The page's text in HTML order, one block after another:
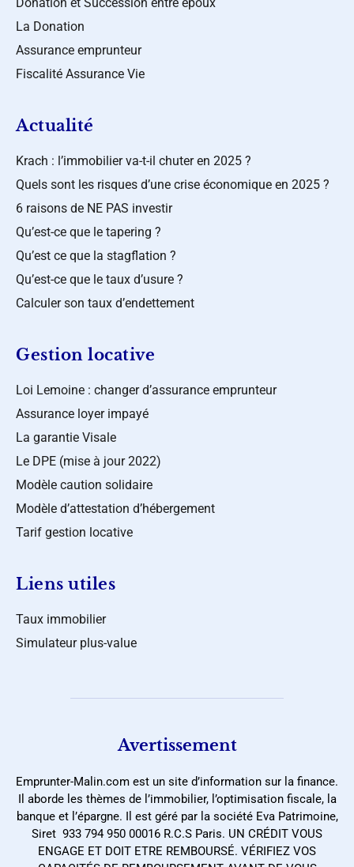
La Donation
Assurance emprunteur
Fiscalité Assurance Vie
Actualité
Krach : l’immobilier va-t-il chuter en 2025 ?
Quels sont les risques d’une crise économique en 2025 ?
6 raisons de NE PAS investir
Qu’est-ce que le tapering ?
Qu’est ce que la stagflation ?
Qu’est-ce que le taux d’usure ?
Calculer son taux d’endettement
Gestion locative
Loi Lemoine : changer d’assurance emprunteur
Assurance loyer impayé
La garantie Visale
Le DPE (mise à jour 2022)
Modèle caution solidaire
Modèle d’attestation d’hébergement
Tarif gestion locative
Liens utiles
Taux immobilier
Simulateur plus-value
Avertissement
Emprunter-Malin.com est un site d’information sur la finance.
Il aborde les thèmes de l’immobilier, l’optimisation fiscale, la
banque et l’épargne. Il est géré par la société Eva Patrimoine,
Siret 933 794 950 00016 R.C.S Paris. UN CRÉDIT VOUS
ENGAGE ET DOIT ETRE REMBOURSÉ. VÉRIFIEZ VOS